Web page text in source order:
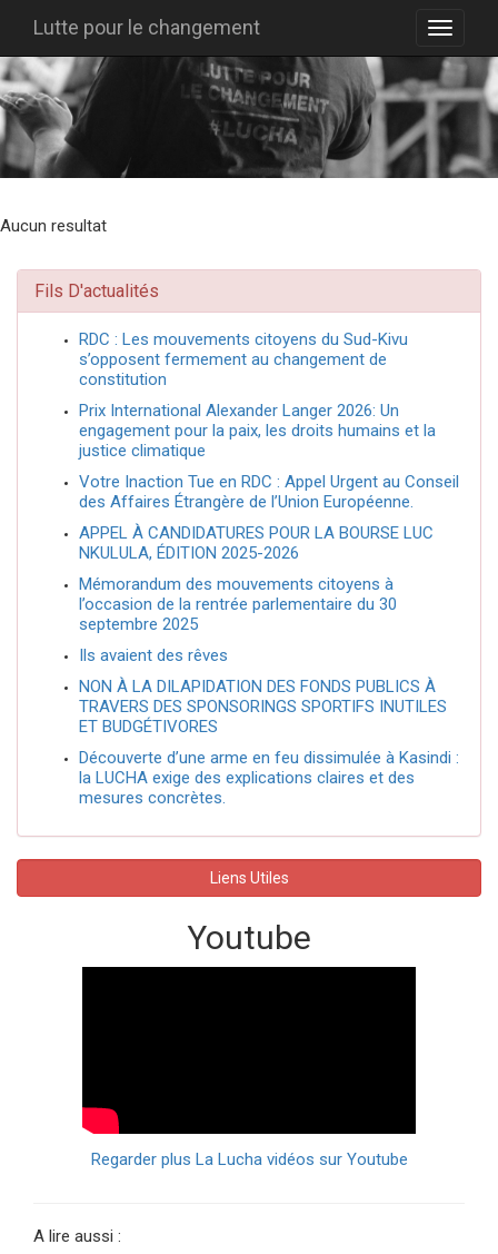
Lutte pour le changement
Aucun resultat
Fils D'actualités
RDC : Les mouvements citoyens du Sud-Kivu
s’opposent fermement au changement de
constitution
Prix International Alexander Langer 2026: Un
engagement pour la paix, les droits humains et la
justice climatique
Votre Inaction Tue en RDC : Appel Urgent au Conseil
des Affaires Étrangère de l’Union Européenne.
APPEL À CANDIDATURES POUR LA BOURSE LUC
NKULULA, ÉDITION 2025-2026
Mémorandum des mouvements citoyens à
l’occasion de la rentrée parlementaire du 30
septembre 2025
Ils avaient des rêves
NON À LA DILAPIDATION DES FONDS PUBLICS À
TRAVERS DES SPONSORINGS SPORTIFS INUTILES
ET BUDGÉTIVORES
Découverte d’une arme en feu dissimulée à Kasindi :
la LUCHA exige des explications claires et des
mesures concrètes.
Liens Utiles
Youtube
Regarder plus La Lucha vidéos sur Youtube
A lire aussi :